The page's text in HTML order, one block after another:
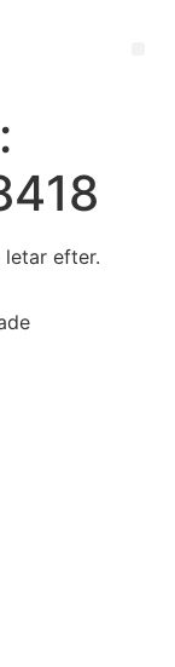
efter.